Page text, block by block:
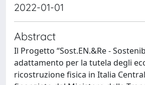
2022-01-01
Abstract
Il Progetto “Sost.EN.&Re -
adattamento per la tutela degli
ricostruzione fisica in Italia